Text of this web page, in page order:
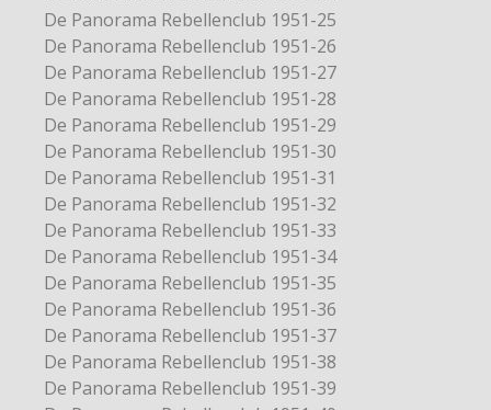
De Panorama Rebellenclub 1951-25
De Panorama Rebellenclub 1951-26
De Panorama Rebellenclub 1951-27
De Panorama Rebellenclub 1951-28
De Panorama Rebellenclub 1951-29
De Panorama Rebellenclub 1951-30
De Panorama Rebellenclub 1951-31
De Panorama Rebellenclub 1951-32
De Panorama Rebellenclub 1951-33
De Panorama Rebellenclub 1951-34
De Panorama Rebellenclub 1951-35
De Panorama Rebellenclub 1951-36
De Panorama Rebellenclub 1951-37
De Panorama Rebellenclub 1951-38
De Panorama Rebellenclub 1951-39